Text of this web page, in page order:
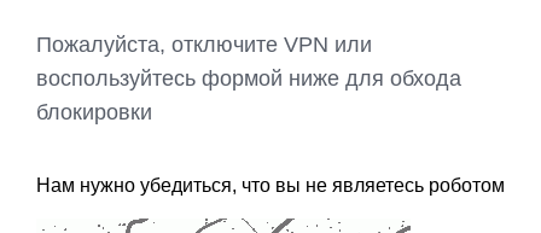
Пожалуйста, отключите VPN или
воспользуйтесь формой ниже для обхода
блокировки
Нам нужно убедиться, что вы не являетесь роботом